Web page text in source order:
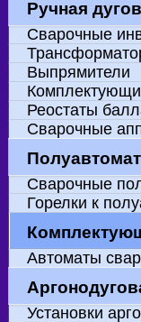
Ручная
Сварочные
Выпрямители
Реостаты
Сварочные
Сварочные
Горелки к
Держатель
Диффузор
Канал
Канал
Механизмы
полуавтоматов
Наконечник
Ролики к
Сопло
Сопло
Автоматы
Установки